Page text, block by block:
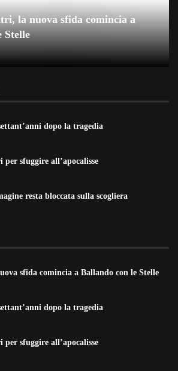
la nuova sfida comincia a
Stelle
dopo la tragedia
sfuggire all’apocalisse
resta bloccata sulla scogliera
sfida comincia a Ballando con le Stelle
dopo la tragedia
sfuggire all’apocalisse